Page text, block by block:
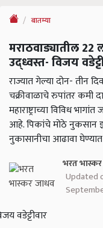
बातम्या
मराठवाड्यातील
उद्ध्वस्त- विजय
राज्यात गेल्या दोन- तीन
चक्रीवाळाचे रुपांतर कमी
महाराष्ट्राच्या विविध
आहे. पिकांचे मोठे नुकसान
नुकासानीचा आढावा
भरत
Updated